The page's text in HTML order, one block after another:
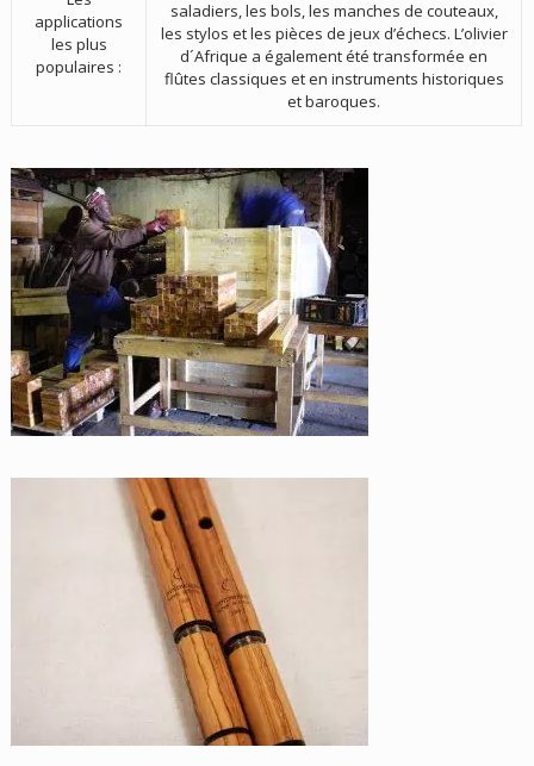
applications
les plus
populaires :
saladiers, les bols, les manches de couteaux,
les stylos et les pièces de jeux d’échecs. L’olivier
d´Afrique a également été transformée en
flûtes classiques et en instruments historiques
et baroques.